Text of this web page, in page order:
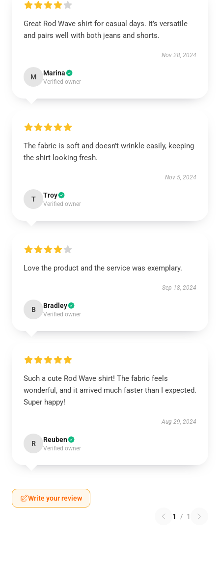
Great Rod Wave shirt for casual days. It’s versatile
and pairs well with both jeans and shorts.
Nov 28, 2024
M Marina
Verified owner
The fabric is soft and doesn’t wrinkle easily, keeping
the shirt looking fresh.
Nov 5, 2024
T Troy
Verified owner
Love the product and the service was exemplary.
Sep 18, 2024
B Bradley
Verified owner
Such a cute Rod Wave shirt! The fabric feels
wonderful, and it arrived much faster than I expected.
Super happy!
Aug 29, 2024
R Reuben
Verified owner
Write your review
1 / 1